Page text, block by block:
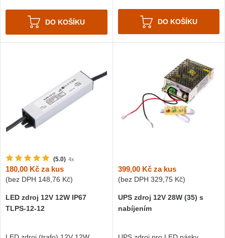
DO KOŠÍKU DO KOŠÍKU
(5.0) 4x
180,00 Kč za kus
(bez DPH 148,76 Kč)
LED zdroj 12V 12W IP67
TLPS-12-12
399,00 Kčza kus
(bez DPH 329,75 Kč)
UPS zdroj 12V 28W (35) s
nabíjením